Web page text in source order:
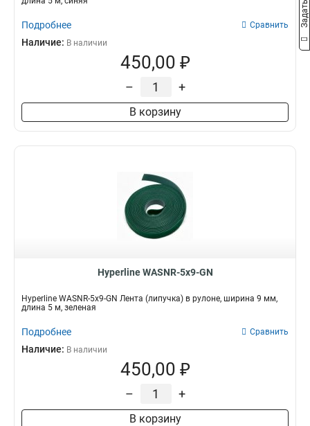
Подробнее Сравнить
Наличие: В наличии
450,00 ₽
– +
В корзину
Hyperline WASNR-5x9-GN
Hyperline WASNR-5x9-GN Лента (липучка) в рулоне, ширина 9 мм,
длина 5 м, зеленая
Подробнее Сравнить
Наличие: В наличии
450,00 ₽
– +
В корзину